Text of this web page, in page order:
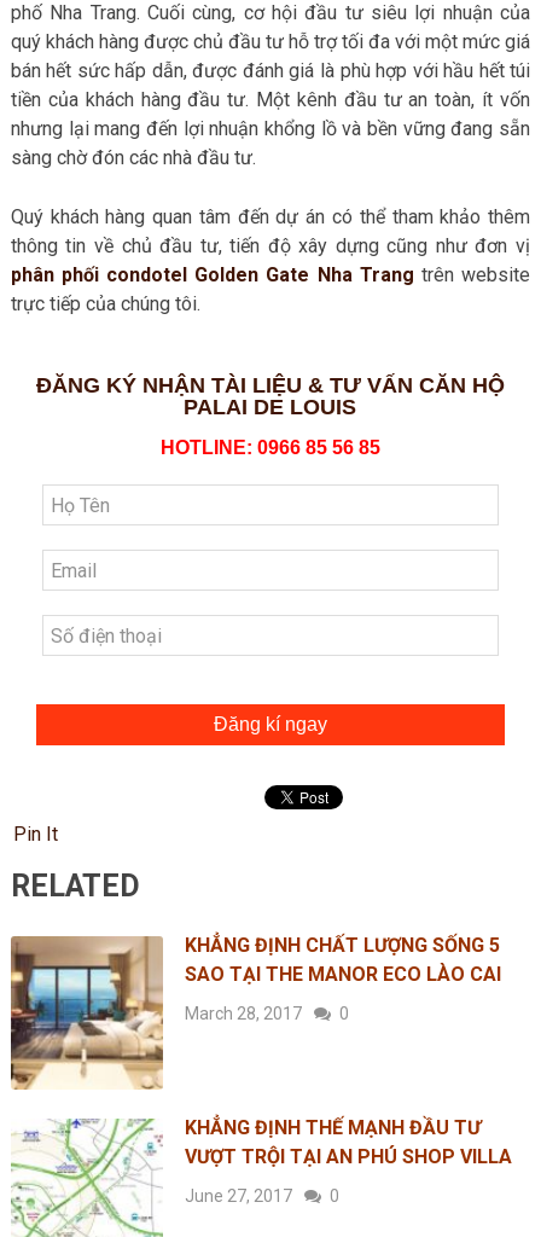
phố Nha Trang. Cuối cùng, cơ hội đầu tư siêu lợi nhuận của
quý khách hàng được chủ đầu tư hỗ trợ tối đa với một mức giá
bán hết sức hấp dẫn, được đánh giá là phù hợp với hầu hết túi
tiền của khách hàng đầu tư. Một kênh đầu tư an toàn, ít vốn
nhưng lại mang đến lợi nhuận khổng lồ và bền vững đang sẵn
sàng chờ đón các nhà đầu tư.
Quý khách hàng quan tâm đến dự án có thể tham khảo thêm
thông tin về chủ đầu tư, tiến độ xây dựng cũng như đơn vị
phân phối condotel Golden Gate Nha Trang trên website
trực tiếp của chúng tôi.
ĐĂNG KÝ NHẬN TÀI LIỆU & TƯ VẤN CĂN HỘ
PALAI DE LOUIS
HOTLINE: 0966 85 56 85
Đăng kí ngay
Pin It
RELATED
KHẲNG ĐỊNH CHẤT LƯỢNG SỐNG 5
SAO TẠI THE MANOR ECO LÀO CAI
March 28, 2017 0
KHẲNG ĐỊNH THẾ MẠNH ĐẦU TƯ
VƯỢT TRỘI TẠI AN PHÚ SHOP VILLA
June 27, 2017 0